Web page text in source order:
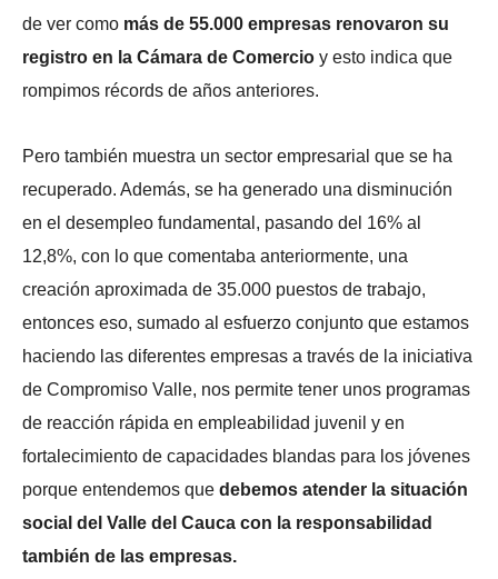
de ver como más de 55.000 empresas renovaron su
registro en la Cámara de Comercio y esto indica que
rompimos récords de años anteriores.
Pero también muestra un sector empresarial que se ha
recuperado. Además, se ha generado una disminución
en el desempleo fundamental, pasando del 16% al
12,8%, con lo que comentaba anteriormente, una
creación aproximada de 35.000 puestos de trabajo,
entonces eso, sumado al esfuerzo conjunto que estamos
haciendo las diferentes empresas a través de la iniciativa
de Compromiso Valle, nos permite tener unos programas
de reacción rápida en empleabilidad juvenil y en
fortalecimiento de capacidades blandas para los jóvenes
porque entendemos que debemos atender la situación
social del Valle del Cauca con la responsabilidad
también de las empresas.